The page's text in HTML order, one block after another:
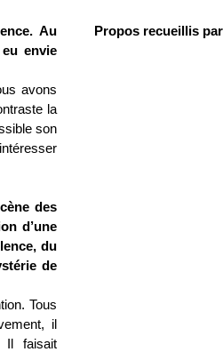
Au
envie
avons
la
son
des
d’une
du
de
Tous
il
Il faisait
Propos recueillis